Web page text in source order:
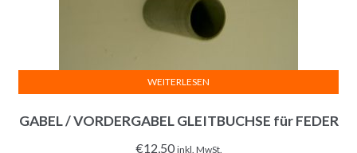
GABEL / VORDERGABEL GLEITBUCHSE für FEDER
€12,50 inkl. MwSt.
WEITERLESEN